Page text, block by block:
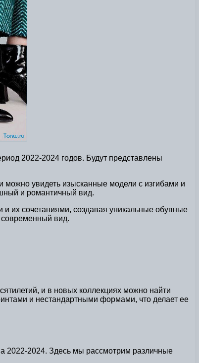
2022-2024 годов. Будут представлены
увидеть изысканные модели с изгибами и
и романтичный вид.
их сочетаниями, создавая уникальные обувные
современный вид.
и в новых коллекциях можно найти
и нестандартными формами, что делает ее
2022-2024. Здесь мы рассмотрим различные